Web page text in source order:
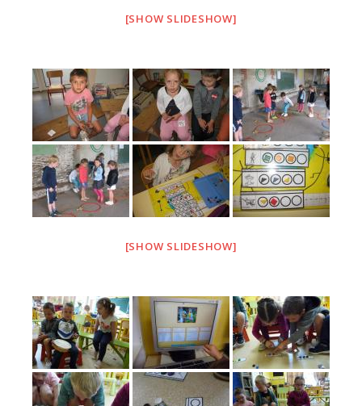
[SHOW SLIDESHOW]
[SHOW SLIDESHOW]